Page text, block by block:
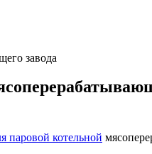
завода
паровой котельной